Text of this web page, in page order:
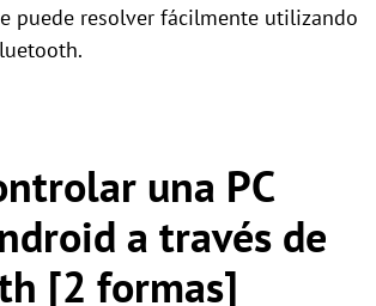
puede resolver fácilmente utilizando
una PC
a través de
[2 formas]